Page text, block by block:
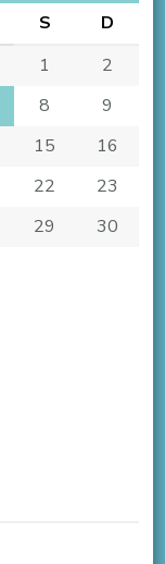
S
D
1
2
8
9
15
16
22
23
29
30